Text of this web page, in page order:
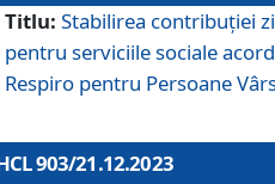
Titlu: Stabilirea contribuţiei
pentru serviciile sociale
Respiro pentru Persoane
903/21.12.2023